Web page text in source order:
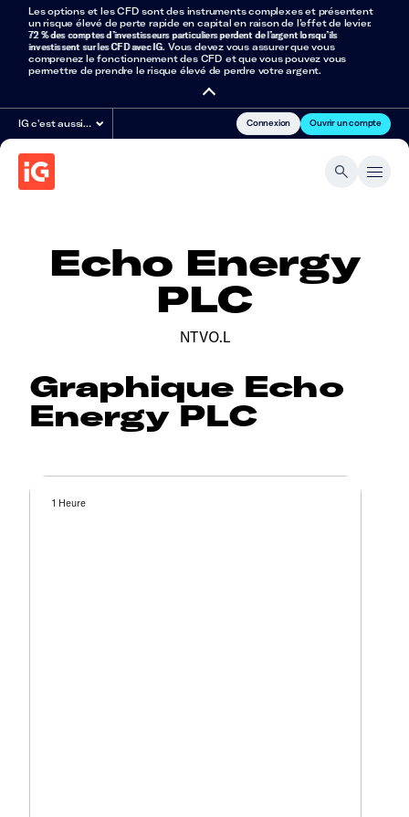
Les options et les CFD sont des instruments complexes et présentent
un risque élevé de perte rapide en capital en raison de l’effet de levier.
72 % des comptes d’investisseurs particuliers perdent de l’argent lorsqu’ils
investissent sur les CFD avec IG. Vous devez vous assurer que vous
comprenez le fonctionnement des CFD et que vous pouvez vous
permettre de prendre le risque élevé de perdre votre argent.
IG c'est aussi… Connexion Ouvrir un compte
Echo Energy
PLC
NTVO.L
Graphique Echo
Energy PLC
1 Heure